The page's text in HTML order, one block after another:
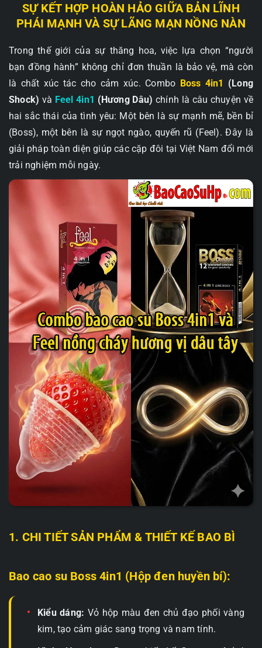
SỰ KẾT HỢP HOÀN HẢO GIỮA BẢN LĨNH
PHÁI MẠNH VÀ SỰ LÃNG MẠN NỒNG NÀN
Trong thế giới của sự thăng hoa, việc lựa chọn “người
bạn đồng hành” không chỉ đơn thuần là bảo vệ, mà còn
là chất xúc tác cho cảm xúc. Combo Boss 4in1 (Long
Shock) và Feel 4in1 (Hương Dâu) chính là câu chuyện về
hai sắc thái của tình yêu: Một bên là sự mạnh mẽ, bền bỉ
(Boss), một bên là sự ngọt ngào, quyến rũ (Feel). Đây là
giải pháp toàn diện giúp các cặp đôi tại Việt Nam đổi mới
trải nghiệm mỗi ngày.
1. CHI TIẾT SẢN PHẨM & THIẾT KẾ BAO BÌ
Bao cao su Boss 4in1 (Hộp đen huyền bí):
Kiểu dáng: Vỏ hộp màu đen chủ đạo phối vàng
kim, tạo cảm giác sang trọng và nam tính.